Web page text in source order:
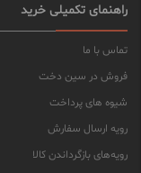
راهنمای تکمیلی خرید
تماس با ما
فروش در سین دخت
شیوه های پرداخت
رویه ارسال سفارش
رویه‌های بازگرداندن کالا